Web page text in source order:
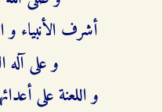
أشرف الأنبياء و
و على آله
و اللعنة على